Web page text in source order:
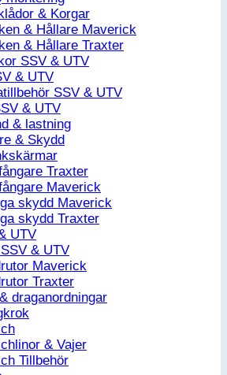
& Korgar
& Hållare Maverick
& Hållare Traxter
SSV & UTV
& UTV
SSV & UTV
& UTV
& lastning
& Skydd
Traxter
Maverick
skydd Maverick
skydd Traxter
UTV
& UTV
Maverick
Traxter
draganordningar
& Vajer
Tillbehör